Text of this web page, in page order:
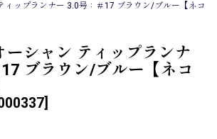
ィップランナー 3.0号：＃17 ブラウン/ブルー【ネコ
ーシャン ティップランナ
ブラウン/ブルー【ネコ